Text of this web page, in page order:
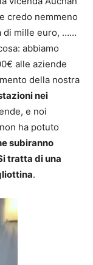
credo nemmeno
di mille euro, ……
abbiamo
alle aziende
della nostra
nei
e noi
ha potuto
subiranno
tratta di una
.